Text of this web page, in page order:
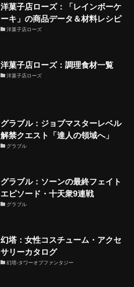
洋菓子店ローズ：「レインボーケ
ーキ」の商品データ＆材料レシピ
洋菓子店ローズ
洋菓子店ローズ：調理食材一覧
洋菓子店ローズ
グラブル：ジョブマスターレベル
解禁クエスト「達人の領域へ」
グラブル
グラブル：ソーンの最終フェイト
エピソード・十天衆9連戦
グラブル
幻塔：女性コスチューム・アクセ
サリーカタログ
幻塔-タワーオブファンタジー